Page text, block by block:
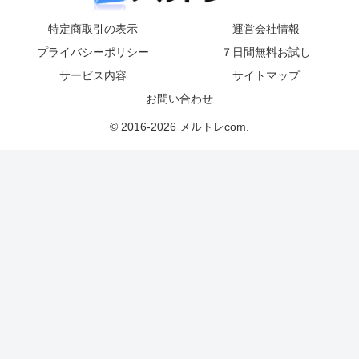
特定商取引の表示
運営会社情報
プライバシーポリシー
７日間無料お試し
サービス内容
サイトマップ
お問い合わせ
© 2016-2026 メルトレcom.